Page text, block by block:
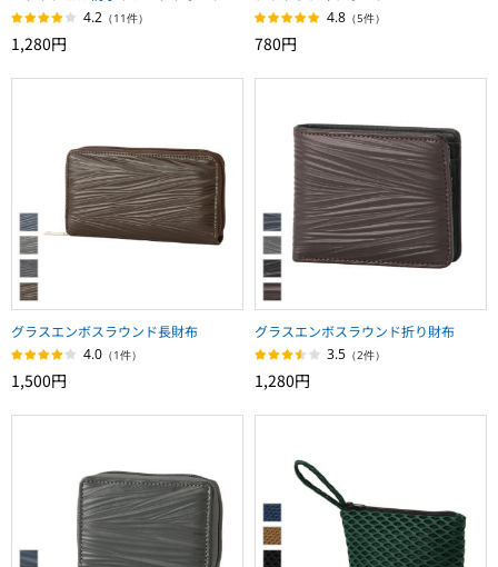
4.2 （11件）
1,280円
4.8 （5件）
780円
グラスエンボスラウンド長財布
4.0 （1件）
1,500円
グラスエンボスラウンド折り財布
3.5 （2件）
1,280円